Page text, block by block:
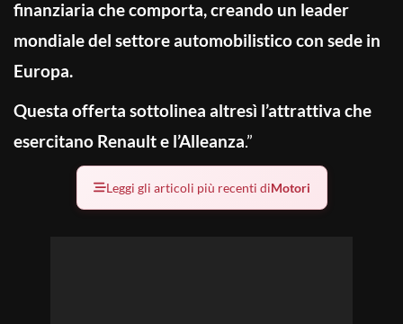
finanziaria che comporta, creando un leader
mondiale del settore automobilistico con sede in
Europa.
Questa offerta sottolinea altresì l’attrattiva che
esercitano Renault e l’Alleanza.”
Leggi gli articoli più recenti diMotori